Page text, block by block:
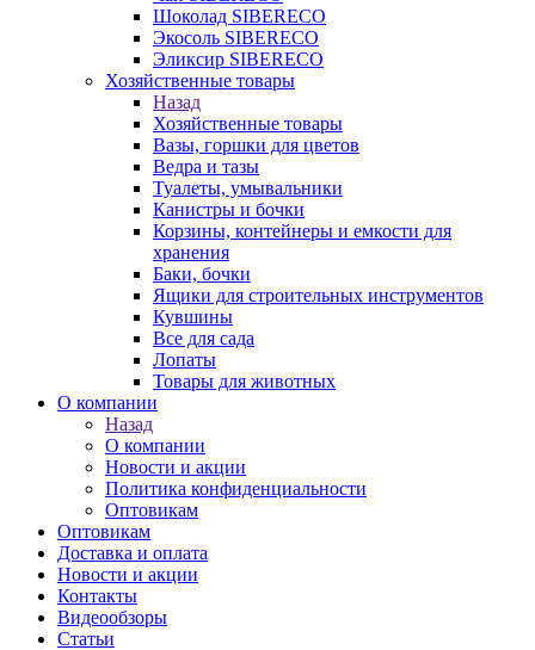
Шоколад SIBERECO
Экосоль SIBERECO
Эликсир SIBERECO
Хозяйственные товары
Назад
Хозяйственные товары
Вазы, горшки для цветов
Ведра и тазы
Туалеты, умывальники
Канистры и бочки
Корзины, контейнеры и емкости для
хранения
Баки, бочки
Ящики для строительных инструментов
Кувшины
Все для сада
Лопаты
Товары для животных
О компании
Назад
О компании
Новости и акции
Политика конфиденциальности
Оптовикам
Оптовикам
Доставка и оплата
Новости и акции
Контакты
Видеообзоры
Статьи